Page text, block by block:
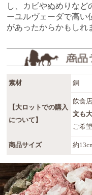
し、カビやぬめりなど
ーユルヴェーダで高い
があったからかもしれ
素材 銅
【大ロットでの購入
について】
飲食
文も
ご希
商品サイズ 約